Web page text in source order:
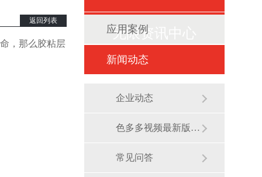
返回列表
，那么胶粘层
无限资讯中心
应用案例
新闻动态
企业动态
色多多视频最新版APP无限展会
常见问答